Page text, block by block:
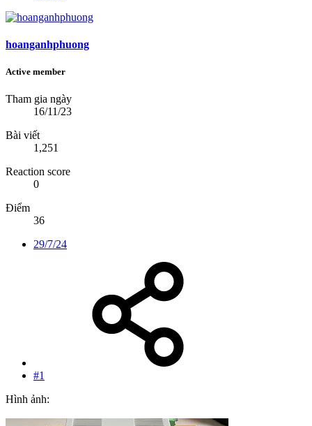
hoanganhphuong
Active member
Tham gia ngày
16/11/23
Bài viết
1,251
Reaction score
0
Điểm
36
29/7/24
#1
Hình ảnh: